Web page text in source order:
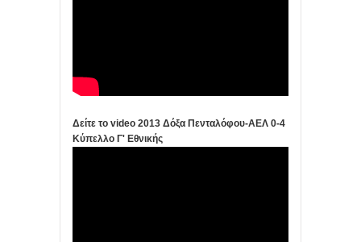
Δείτε το video 2013 Δόξα Πενταλόφου-ΑΕΛ 0-4
Κύπελλο Γ' Εθνικής